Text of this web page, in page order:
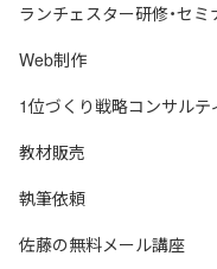
ランチェスター研修・セミ
Web制作
1位づくり戦略コンサルテ
教材販売
執筆依頼
佐藤の無料メール講座